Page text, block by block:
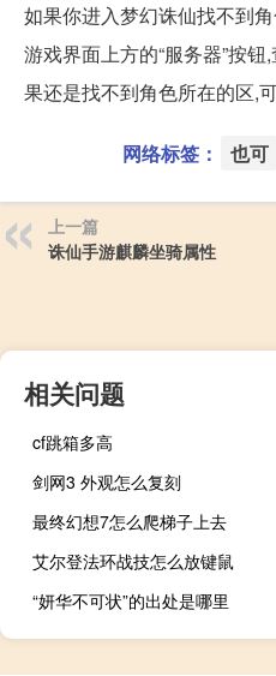
如果你进入梦幻诛仙找不到
游戏界面上方的“服务器”按
果还是找不到角色所在的区,
网络标签： 也可
上一篇
诛仙手游麒麟坐骑属性
相关问题
cf跳箱多高
剑网3 外观怎么复刻
最终幻想7怎么爬梯子上去
艾尔登法环战技怎么放键鼠
“妍华不可状”的出处是哪里